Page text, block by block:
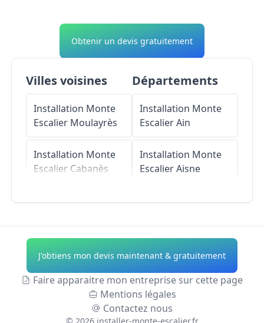
Obtenir un devis gratuitement
Villes voisines
Installation Monte
Escalier Moulayrès
Installation Monte
Escalier Cabanès
Installation Monte
EscalierGraulhet
Installation Monte
Serviès
Départements
Installation Monte
EscalierAin
Installation Monte
EscalierAisne
Installation Monte
EscalierAlpes-de-
Haute-Provence
Installation Monte
J'obtiens mon devis maintenant & gratuitement
Faire apparaitre mon entreprise sur cette page
Mentions légales
Contactez nous